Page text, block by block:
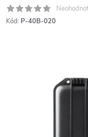
Kód: P-40B-020